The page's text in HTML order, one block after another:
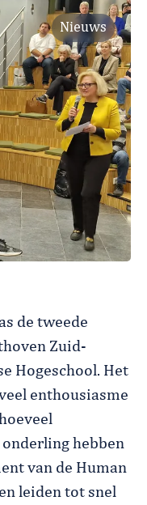
Nieuws
de tweede
Zuid-
Hogeschool. Het
enthousiasme
hebben
van de Human
leiden tot snel